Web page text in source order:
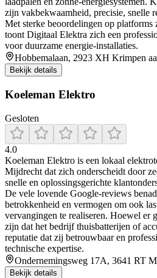
zijn vakbekwaamheid, precisie, snelle
Met sterke beoordelingen op platforms
toont Digitaal Elektra zich een
voor duurzame energie-installaties.
Hobbemalaan, 2923 XH Krimpen
Bekijk details
Koeleman Elektro
Gesloten
4.0
Koeleman Elektro is een lokaal
Mijdrecht dat zich onderscheidt door
snelle en oplossingsgerichte
De vele lovende Google-reviews
betrokkenheid en vermogen om ook
vervangingen te realiseren. Hoewel er
zijn dat het bedrijf thuisbatterijen of
reputatie dat zij betrouwbaar en
technische expertise.
Ondernemingsweg 17A, 3641 RT
Bekijk details